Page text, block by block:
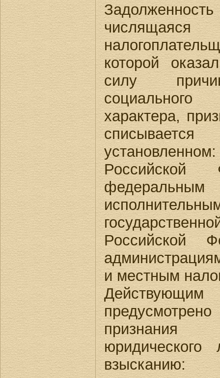
которой
силу
характера,
Российской
и местным
Действующим
взысканию: